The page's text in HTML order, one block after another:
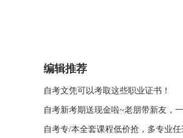
编辑推荐
自考文凭可以考取这些职业证书！
自考新考期送现金啦~老朋带新友，
自考专/本全套课程低价抢，多专业